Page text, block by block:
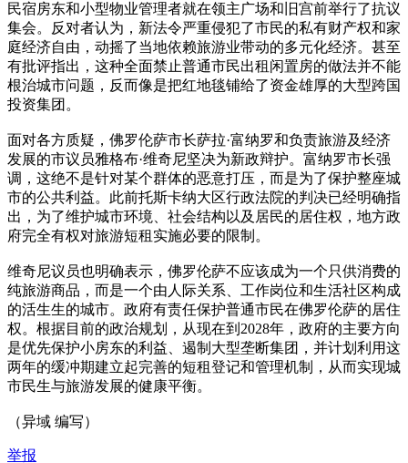
民宿房东和小型物业管理者就在领主广场和旧宫前举行了抗议
集会。反对者认为，新法令严重侵犯了市民的私有财产权和家
庭经济自由，动摇了当地依赖旅游业带动的多元化经济。甚至
有批评指出，这种全面禁止普通市民出租闲置房的做法并不能
根治城市问题，反而像是把红地毯铺给了资金雄厚的大型跨国
投资集团。
面对各方质疑，佛罗伦萨市长萨拉·富纳罗和负责旅游及经济
发展的市议员雅格布·维奇尼坚决为新政辩护。富纳罗市长强
调，这绝不是针对某个群体的恶意打压，而是为了保护整座城
市的公共利益。此前托斯卡纳大区行政法院的判决已经明确指
出，为了维护城市环境、社会结构以及居民的居住权，地方政
府完全有权对旅游短租实施必要的限制。
维奇尼议员也明确表示，佛罗伦萨不应该成为一个只供消费的
纯旅游商品，而是一个由人际关系、工作岗位和生活社区构成
的活生生的城市。政府有责任保护普通市民在佛罗伦萨的居住
权。根据目前的政治规划，从现在到2028年，政府的主要方向
是优先保护小房东的利益、遏制大型垄断集团，并计划利用这
两年的缓冲期建立起完善的短租登记和管理机制，从而实现城
市民生与旅游发展的健康平衡。
（异域 编写）
举报